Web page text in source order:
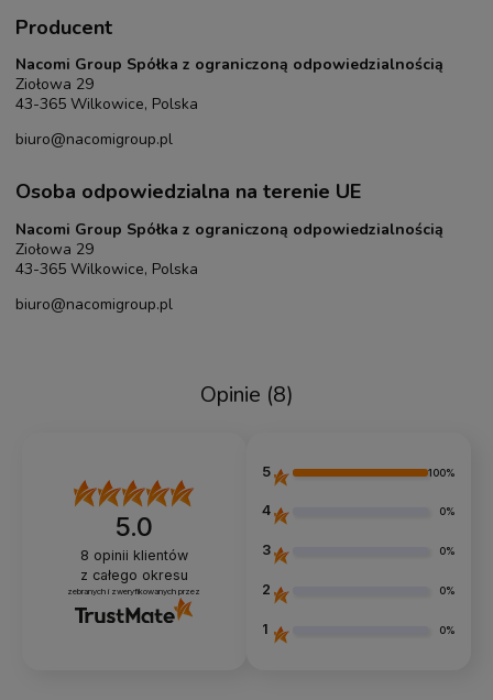
Producent
Nacomi Group Spółka z ograniczoną odpowiedzialnością
Ziołowa 29
43-365 Wilkowice, Polska
biuro@nacomigroup.pl
Osoba odpowiedzialna na terenie UE
Nacomi Group Spółka z ograniczoną odpowiedzialnością
Ziołowa 29
43-365 Wilkowice, Polska
biuro@nacomigroup.pl
Opinie (8)
5.0
8 opinii klientów
z całego okresu
zebranych i zweryfikowanych przez
5 100%
4 0%
3 0%
2 0%
1 0%